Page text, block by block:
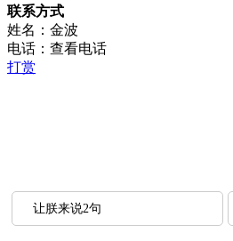
联系方式
姓名：金波
电话： 查看电话
打赏
让朕来说2句